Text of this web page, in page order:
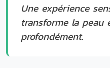
Une expérience
transforme la peau
profondément.